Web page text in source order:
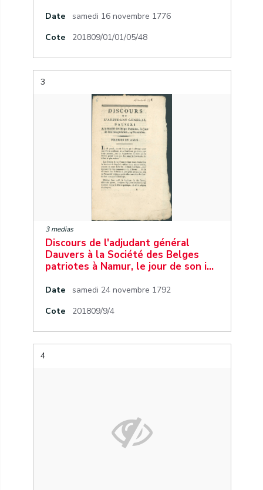
Date
samedi 16 novembre 1776
Cote
201809/01/01/05/48
3
3 medias
Discours de l'adjudant général
Dauvers à la Société des Belges
patriotes à Namur, le jour de son i…
Date
samedi 24 novembre 1792
Cote
201809/9/4
4